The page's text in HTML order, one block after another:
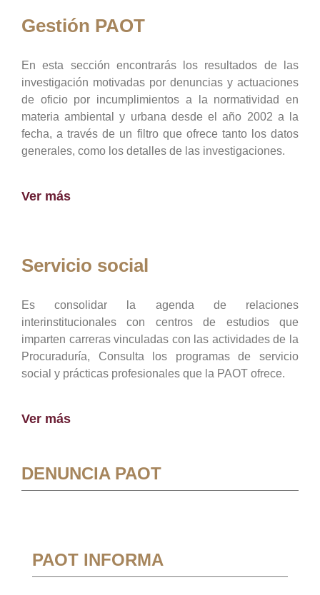
Gestión PAOT
En esta sección encontrarás los resultados de las
investigación motivadas por denuncias y actuaciones
de oficio por incumplimientos a la normatividad en
materia ambiental y urbana desde el año 2002 a la
fecha, a través de un filtro que ofrece tanto los datos
generales, como los detalles de las investigaciones.
Ver más
Servicio social
Es consolidar la agenda de relaciones
interinstitucionales con centros de estudios que
imparten carreras vinculadas con las actividades de la
Procuraduría, Consulta los programas de servicio
social y prácticas profesionales que la PAOT ofrece.
Ver más
DENUNCIA PAOT
PAOT INFORMA